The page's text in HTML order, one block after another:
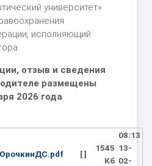
университет»
исполняющий
отзыв и сведения
размещены
2026 года
[ ]
1545
Кб
08:13
13-
02-